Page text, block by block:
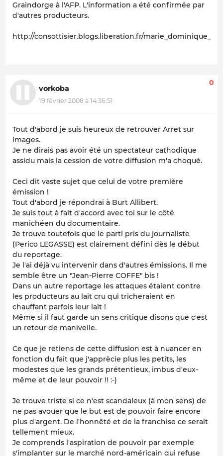
Graindorge à l'AFP. L'information a été confirmée par
d'autres producteurs.
http://consottisier.blogs.liberation.fr/
vorkoba
19 février 2008 à 14:36:51
0
Tout d'abord je suis heureux de retrouver Arret sur
images.
Je ne dirais pas avoir été un spectateur cathodique
assidu mais la cession de votre diffusion m'a choqué.
Ceci dit vaste sujet que celui de votre première
émission !
Tout d'abord je répondrai à Burt Allibert.
Je suis tout à fait d'accord avec toi sur le côté
manichéen du documentaire.
Je trouve toutefois que le parti pris du journaliste
(Perico LEGASSE) est clairement défini dès le début
du reportage.
Je l'ai déjà vu intervenir dans d'autres émissions. Il me
semble être un "Jean-Pierre COFFE" bis !
Dans un autre reportage les attaques étaient contre
les producteurs au lait cru qui tricheraient en
chauffant parfois leur lait !
Même si il faut garde un sens critique disons que c'est
un retour de manivelle.
Ce que je retiens de cette diffusion est à nuancer en
fonction du fait que j'apprècie plus les petits, les
modestes que les grands prétentieux, imbus d'eux-
même et de leur pouvoir !! :-)
Je trouve triste si ce n'est scandaleux (à mon sens) de
ne pas avouer que le but est de pouvoir faire encore
plus d'argent. De l'honnêté et de la franchise ce serait
tellement mieux.
Je comprends l'aspiration de pouvoir par exemple
s'implanter sur le marché nord-américain qui refuse